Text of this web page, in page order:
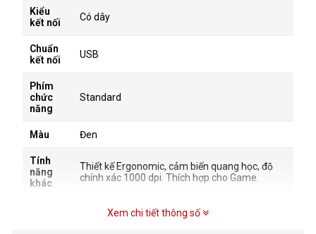
Kiểu
kết nối
Có dây
Chuẩn
kết nối
USB
Phím
chức
năng
Standard
Màu Đen
Tính
năng
khác
Thiết kế Ergonomic, cảm biến quang học, độ
chính xác 1000 dpi. Thích hợp cho Game.
Xem chi tiết thông số